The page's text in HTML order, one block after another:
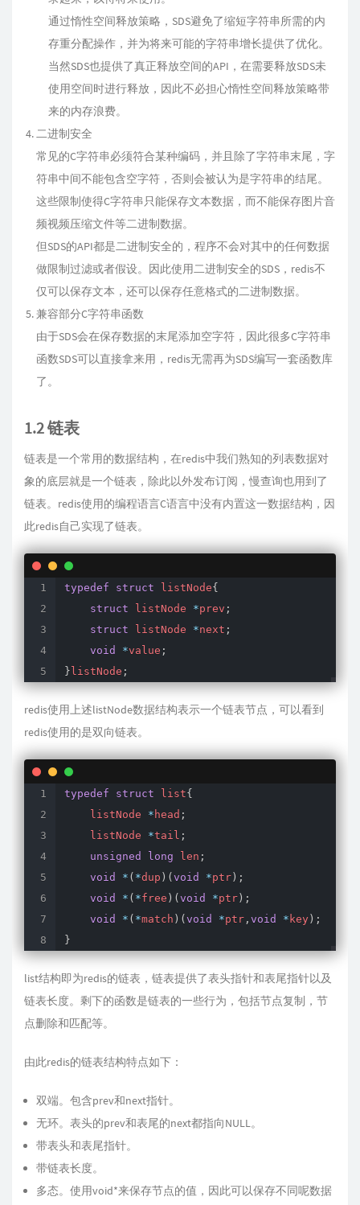
通过惰性空间释放策略，SDS避免了缩短字符串所需的内
存重分配操作，并为将来可能的字符串增长提供了优化。
当然SDS也提供了真正释放空间的API，在需要释放SDS未
使用空间时进行释放，因此不必担心惰性空间释放策略带
来的内存浪费。
二进制安全
常见的C字符串必须符合某种编码，并且除了字符串末尾，字
符串中间不能包含空字符，否则会被认为是字符串的结尾。
这些限制使得C字符串只能保存文本数据，而不能保存图片音
频视频压缩文件等二进制数据。
但SDS的API都是二进制安全的，程序不会对其中的任何数据
做限制过滤或者假设。因此使用二进制安全的SDS，redis不
仅可以保存文本，还可以保存任意格式的二进制数据。
兼容部分C字符串函数
由于SDS会在保存数据的末尾添加空字符，因此很多C字符串
函数SDS可以直接拿来用，redis无需再为SDS编写一套函数库
了。
1.2 链表
链表是一个常用的数据结构，在redis中我们熟知的列表数据对
象的底层就是一个链表，除此以外发布订阅，慢查询也用到了
链表。redis使用的编程语言C语言中没有内置这一数据结构，因
此redis自己实现了链表。
typedef struct listNode{
struct listNode *prev ;
struct listNode *next ;
void
*value ;
} listNode ;
redis使用上述listNode数据结构表示一个链表节点，可以看到
redis使用的是双向链表。
typedef struct list{
    listNode
* head ;
    listNode
*tail ;
unsigned
long len ;
void
* ( *dup ) ( void *ptr ) ;
void
* ( *free ) ( void *ptr ) ;
void
* ( *match ) ( void *ptr , void * key ) ;
}
list结构即为redis的链表，链表提供了表头指针和表尾指针以及
链表长度。剩下的函数是链表的一些行为，包括节点复制，节
点删除和匹配等。
由此redis的链表结构特点如下：
双端。包含prev和next指针。
无环。表头的prev和表尾的next都指向NULL。
带表头和表尾指针。
带链表长度。
多态。使用void*来保存节点的值，因此可以保存不同呢数据